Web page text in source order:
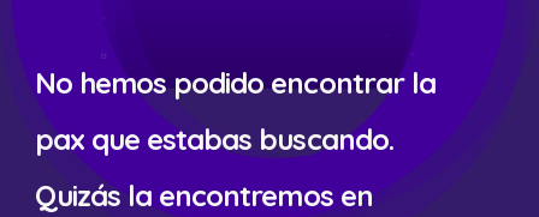
No hemos podido encontrar la
pax que estabas buscando.
Quizás la encontremos en